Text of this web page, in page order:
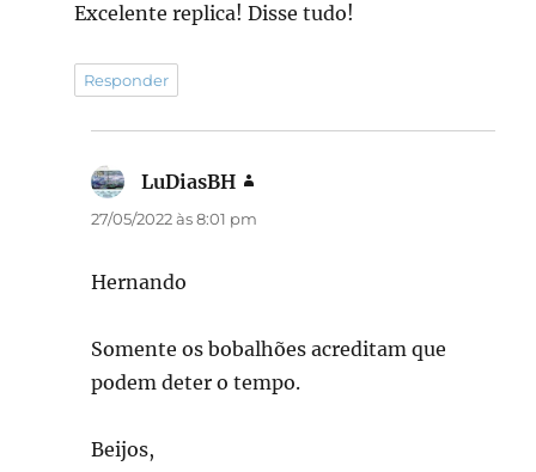
Excelente replica! Disse tudo!
Responder
LuDiasBH
27/05/2022 às 8:01 pm
Hernando
Somente os bobalhões acreditam que
podem deter o tempo.
Beijos,